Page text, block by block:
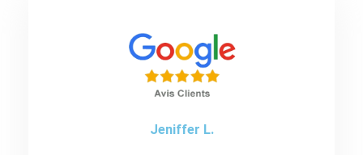
Jeniffer L.